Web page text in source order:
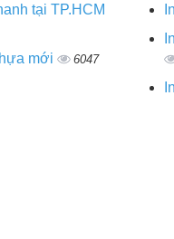
tại TP.HCM
mới 6047